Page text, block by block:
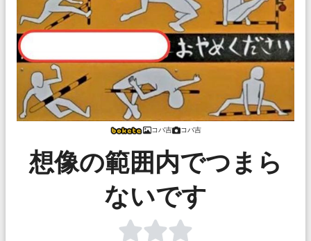
コバ吉 コバ吉
想像の範囲内でつまら
ないです